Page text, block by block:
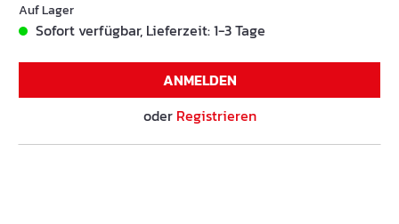
Auf Lager
Sofort verfügbar, Lieferzeit: 1-3 Tage
ANMELDEN
oder Registrieren